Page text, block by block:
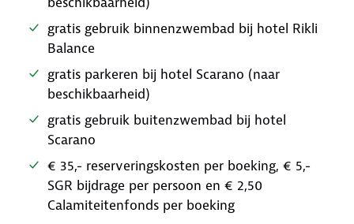
gratis gebruik binnenzwembad bij hotel Rikli
Balance
gratis parkeren bij hotel Scarano (naar
beschikbaarheid)
gratis gebruik buitenzwembad bij hotel
Scarano
€ 35,- reserveringskosten per boeking, € 5,-
SGR bijdrage per persoon en € 2,50
Calamiteitenfonds per boeking